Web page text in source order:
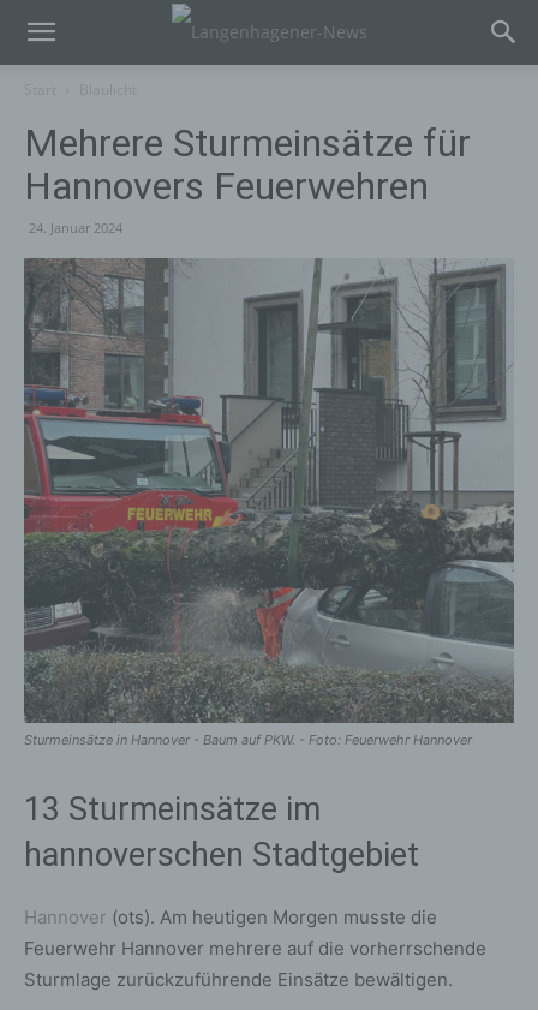
Mehrere Sturmeinsätze für
Hannovers Feuerwehren
24. Januar 2024
Sturmeinsätze in Hannover - Baum auf PKW. - Foto: Feuerwehr Hannover
13 Sturmeinsätze im
hannoverschen Stadtgebiet
Hannover (ots). Am heutigen Morgen musste die
Feuerwehr Hannover mehrere auf die vorherrschende
Sturmlage zurückzuführende Einsätze bewältigen.